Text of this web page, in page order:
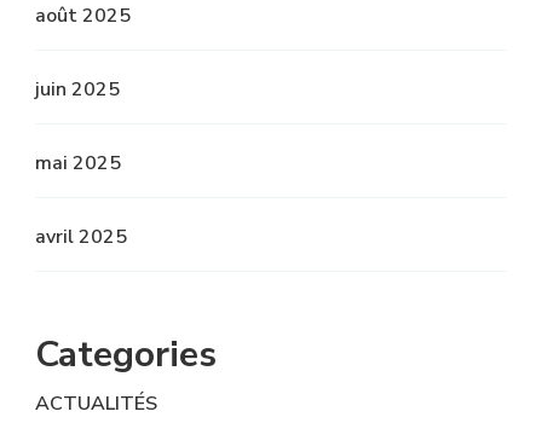
août 2025
juin 2025
mai 2025
avril 2025
Categories
ACTUALITÉS